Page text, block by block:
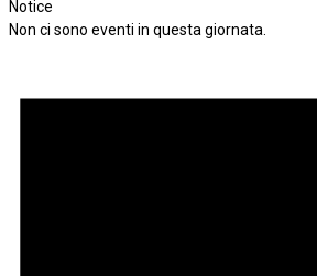
Notice
Non ci sono eventi in questa giornata.